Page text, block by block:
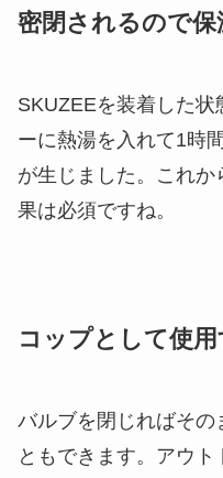
密閉されるので
SKUZEEを装着した状
ーに熱湯を入れて1時
が生じました。これ
果は必須ですね。
コップとして使
バルブを閉じればその
ともできます。アウ